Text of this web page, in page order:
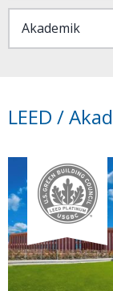
LEED /